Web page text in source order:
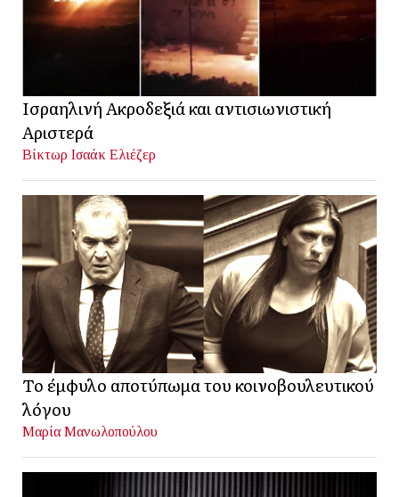
Ισραηλινή Ακροδεξιά και αντισιωνιστική
Αριστερά
Βίκτωρ Ισαάκ Ελιέζερ
Το έμφυλο αποτύπωμα του κοινοβουλευτικού
λόγου
Μαρία Μανωλοπούλου